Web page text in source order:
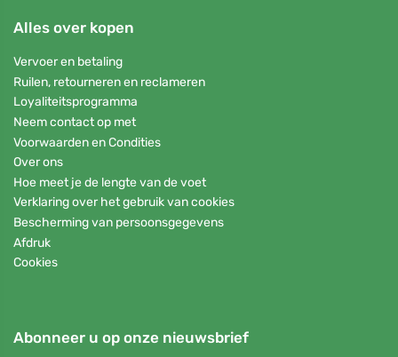
Alles over kopen
Vervoer en betaling
Ruilen, retourneren en reclameren
Loyaliteitsprogramma
Neem contact op met
Voorwaarden en Condities
Over ons
Hoe meet je de lengte van de voet
Verklaring over het gebruik van cookies
Bescherming van persoonsgegevens
Afdruk
Cookies
Abonneer u op onze nieuwsbrief